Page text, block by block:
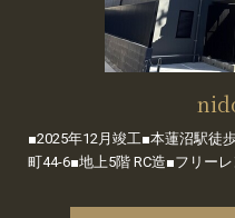
■2025年12月竣工■本蓮沼駅徒
町44-6■地上5階 RC造■フリーレ